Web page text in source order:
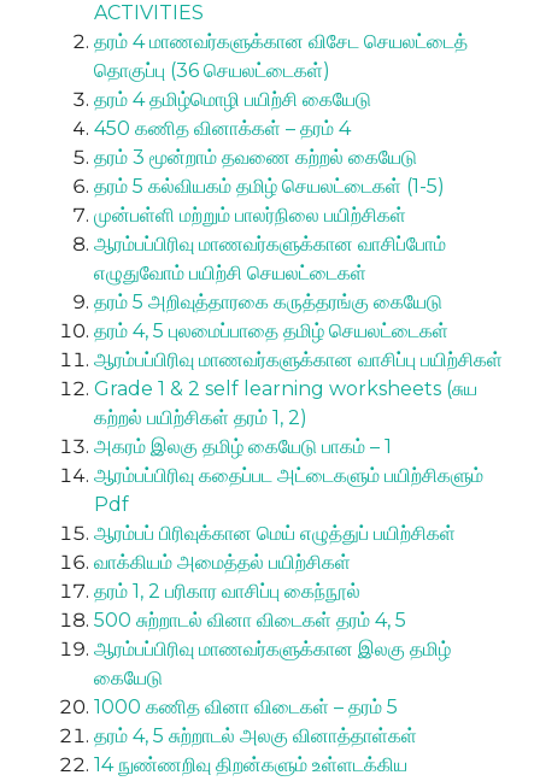
ACTIVITIES
தரம் 4 மாணவர்களுக்கான விசேட செயலட்டைத்
தொகுப்பு (36 செயலட்டைகள்)
தரம் 4 தமிழ்மொழி பயிற்சி கையேடு
450 கணித வினாக்கள் – தரம் 4
தரம் 3 மூன்றாம் தவணை கற்றல் கையேடு
தரம் 5 கல்வியகம் தமிழ் செயலட்டைகள் (1-5)
முன்பள்ளி மற்றும் பாலர்நிலை பயிற்சிகள்
ஆரம்பப்பிரிவு மாணவர்களுக்கான வாசிப்போம்
எழுதுவோம் பயிற்சி செயலட்டைகள்
தரம் 5 அறிவுத்தாரகை கருத்தரங்கு கையேடு
தரம் 4, 5 புலமைப்பாதை தமிழ் செயலட்டைகள்
ஆரம்பப்பிரிவு மாணவர்களுக்கான வாசிப்பு பயிற்சிகள்
Grade 1 & 2 self learning worksheets (சுய
கற்றல் பயிற்சிகள் தரம் 1, 2)
அகரம் இலகு தமிழ் கையேடு பாகம் – 1
ஆரம்பப்பிரிவு கதைப்பட அட்டைகளும் பயிற்சிகளும்
Pdf
ஆரம்பப் பிரிவுக்கான மெய் எழுத்துப் பயிற்சிகள்
வாக்கியம் அமைத்தல் பயிற்சிகள்
தரம் 1, 2 பரிகார வாசிப்பு கைந்நூல்
500 சுற்றாடல் வினா விடைகள் தரம் 4, 5
ஆரம்பப்பிரிவு மாணவர்களுக்கான இலகு தமிழ்
கையேடு
1000 கணித வினா விடைகள் – தரம் 5
தரம் 4, 5 சுற்றாடல் அலகு வினாத்தாள்கள்
14 நுண்ணறிவு திறன்களும் உள்ளடக்கிய